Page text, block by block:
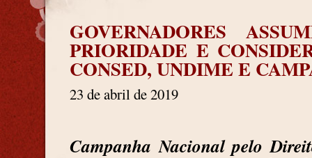
GOVERNADORES
PRIORIDADE E
CONSED, UNDIME E
23 de abril de 2019
Campanha Nacional pelo